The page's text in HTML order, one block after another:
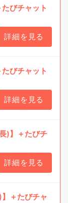
びチャット
詳細を見る
びチャット
詳細を見る
)】＋たびチ
詳細を見る
＋たびチャ